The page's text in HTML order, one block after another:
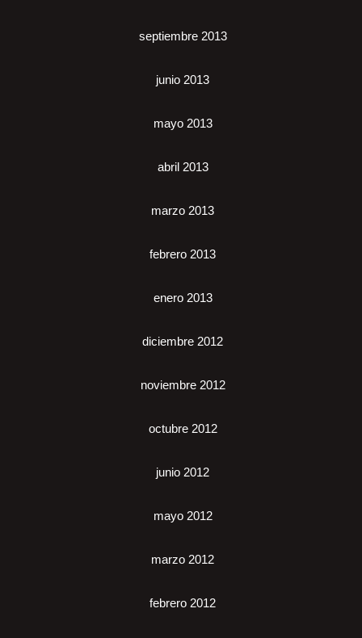
septiembre 2013
junio 2013
mayo 2013
abril 2013
marzo 2013
febrero 2013
enero 2013
diciembre 2012
noviembre 2012
octubre 2012
junio 2012
mayo 2012
marzo 2012
febrero 2012